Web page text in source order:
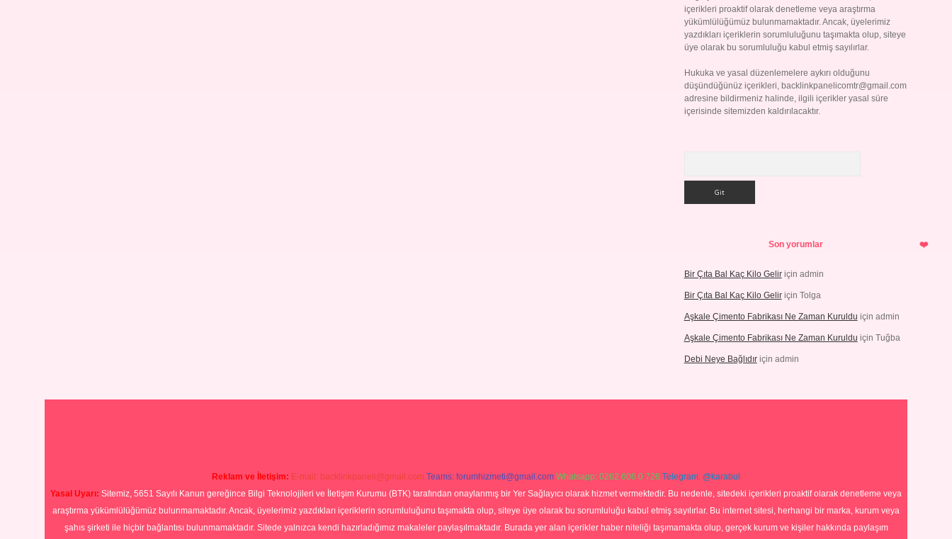
içerikleri proaktif olarak denetleme veya araştırma
yükümlülüğümüz bulunmamaktadır. Ancak, üyelerimiz
yazdıkları içeriklerin sorumluluğunu taşımakta olup, siteye
üye olarak bu sorumluluğu kabul etmiş sayılırlar.
Hukuka ve yasal düzenlemelere aykırı olduğunu
düşündüğünüz içerikleri, backlinkpanelicomtr@gmail.com
adresine bildirmeniz halinde, ilgili içerikler yasal süre
içerisinde sitemizden kaldırılacaktır.
Son yorumlar
Bir Çıta Bal Kaç Kilo Geliriçin admin
Bir Çıta Bal Kaç Kilo Geliriçin Tolga
Aşkale Çimento Fabrikası Ne Zaman Kuruldu için admin
Aşkale Çimento Fabrikası Ne Zaman Kuruldu için Tuğba
Debi Neye Bağlıdıriçin admin
Reklam ve İletişim: E-mail: backlinkpaneli@gmail.com Teams: forumhizmeti@gmail.com Whatsapp: 0262 606 0 726 Telegram: @karabul
Yasal Uyarı: Sitemiz, 5651 Sayılı Kanun gereğince Bilgi Teknolojileri ve İletişim Kurumu (BTK) tarafından onaylanmış bir Yer Sağlayıcı olarak hizmet vermektedir. Bu nedenle, sitedeki içerikleri proaktif olarak denetleme veya
araştırma yükümlülüğümüz bulunmamaktadır. Ancak, üyelerimiz yazdıkları içeriklerin sorumluluğunu taşımakta olup, siteye üye olarak bu sorumluluğu kabul etmiş sayılırlar. Bu internet sitesi, herhangi bir marka, kurum veya
şahıs şirketi ile hiçbir bağlantısı bulunmamaktadır. Sitede yalnızca kendi hazırladığımız makaleler paylaşılmaktadır. Burada yer alan içerikler haber niteliği taşımamakta olup, gerçek kurum ve kişiler hakkında paylaşım